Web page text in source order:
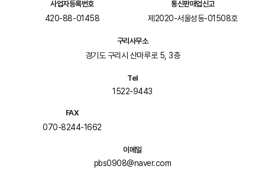
사업자등록번호
420-88-01458
통신판매업신고
제2020-서울성동-01508호
구리사무소
경기도 구리시 산마루로 5, 3층
Tel
1522-9443
FAX
070-8244-1662
이메일
pbs0908@naver.com